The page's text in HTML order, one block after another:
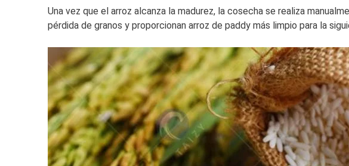
Una vez que el arroz alcanza la madurez, la cosecha se realiza
pérdida de granos y proporcionan arroz de paddy más limpio para la